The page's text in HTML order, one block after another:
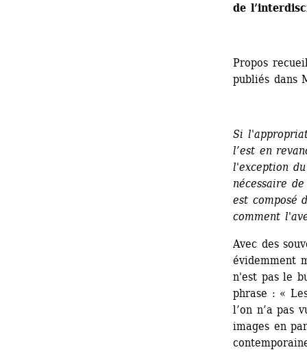
de
Propos
publiés dans
Si
l’est en
l'exception
nécessaire
est composé
comment
Avec des
évidemment
n'est pas le
phrase : «
l’on n’a pas
images en